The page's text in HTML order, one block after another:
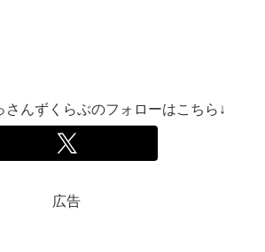
さんずくらぶのフォローはこちら↓
広告